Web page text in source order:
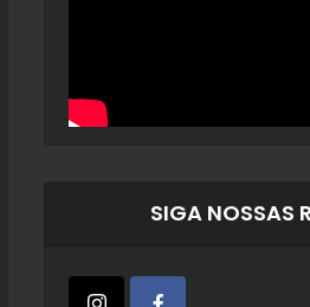
SIGA NOSSAS